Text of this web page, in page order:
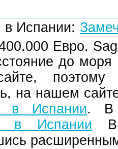
Испании:
Евро.
до
на нашем
в Испании. В
в Испании